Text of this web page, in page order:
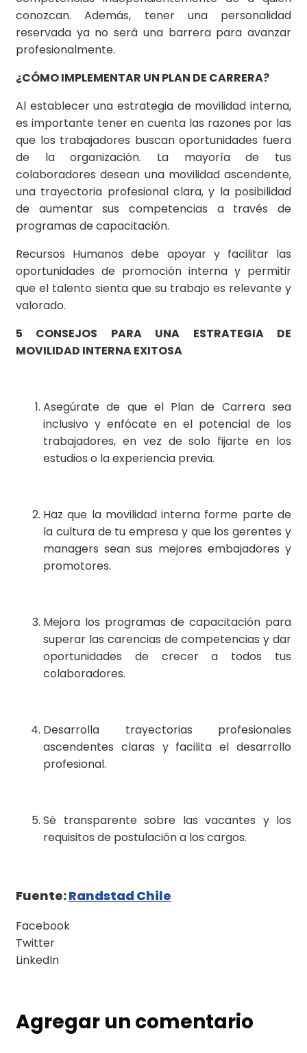
conozcan. Además, tener una personalidad
reservada ya no será una barrera para avanzar
profesionalmente.
¿CÓMO IMPLEMENTAR UN PLAN DE CARRERA?
Al establecer una estrategia de movilidad interna,
es importante tener en cuenta las razones por las
que los trabajadores buscan oportunidades fuera
de la organización. La mayoría de tus
colaboradores desean una movilidad ascendente,
una trayectoria profesional clara, y la posibilidad
de aumentar sus competencias a través de
programas de capacitación.
Recursos Humanos debe apoyar y facilitar las
oportunidades de promoción interna y permitir
que el talento sienta que su trabajo es relevante y
valorado.
5 CONSEJOS PARA UNA ESTRATEGIA DE
MOVILIDAD INTERNA EXITOSA
Asegúrate de que el Plan de Carrera sea
inclusivo y enfócate en el potencial de los
trabajadores, en vez de solo fijarte en los
estudios o la experiencia previa.
Haz que la movilidad interna forme parte de
la cultura de tu empresa y que los gerentes y
managers sean sus mejores embajadores y
promotores.
Mejora los programas de capacitación para
superar las carencias de competencias y dar
oportunidades de crecer a todos tus
colaboradores.
Desarrolla trayectorias profesionales
ascendentes claras y facilita el desarrollo
profesional.
Sé transparente sobre las vacantes y los
requisitos de postulación a los cargos.
Fuente:Randstad Chile
Facebook
Twitter
LinkedIn
Agregar un comentario